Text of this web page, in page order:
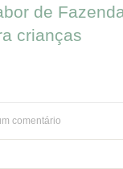
de
crianças
comentário